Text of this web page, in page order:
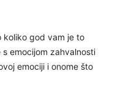
koliko god vam je to
emocijom zahvalnosti
emociji i onome što